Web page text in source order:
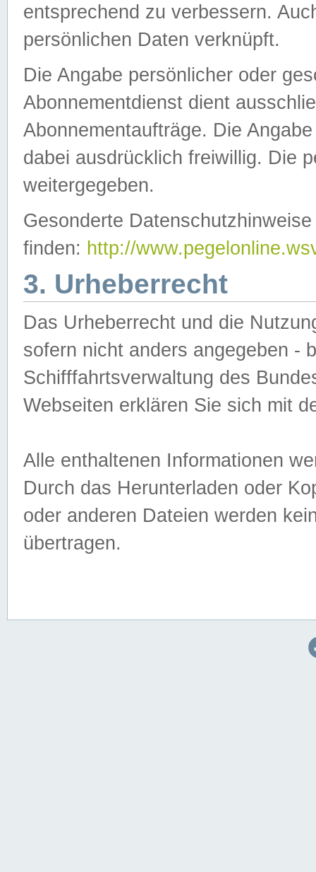
entsprechend zu verbessern.
persönlichen Daten verknüpft.
Die Angabe persönlicher oder
Abonnementdienst dient
Abonnementaufträge. Die
dabei ausdrücklich freiwillig. Die
weitergegeben.
Gesonderte
finden: http://
3. Urheberrecht
Das Urheberrecht und die
sofern nicht anders angegeben -
Schifffahrtsverwaltung des
Webseiten erklären Sie sich mit
Alle enthaltenen Informationen
Durch das Herunterladen oder
oder anderen Dateien werden
übertragen.